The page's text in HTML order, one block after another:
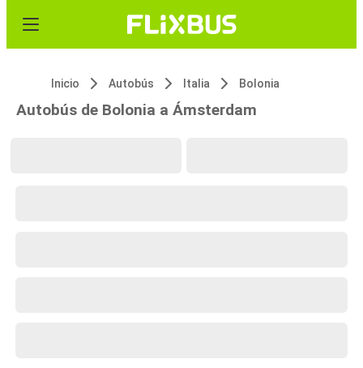
Inicio Autobús Italia Bolonia
Autobús de Bolonia a Ámsterdam